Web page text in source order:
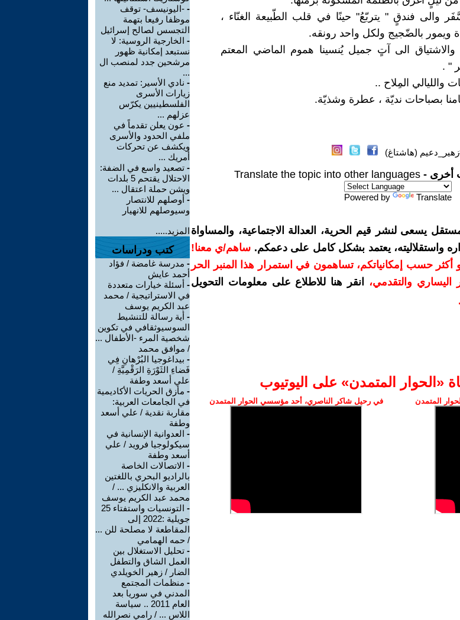
والى فندقٍ " يتربّعُ" حينًا في قلب الطّبيعة الغنّاء ،
ويمور بالضّجيج ولكل واحد رونقه.
الى آتٍ جميل يُنسينا هموم الماضي المعتم
" .
والليالي المِلاح ..
بصباحات نديّة ، عطرة وشذيّة.
(هاشتاغ)
أخرى - Translate the topic into other languages
Powered by Translate
يسعى لنشر قيم الحرية، العدالة الاجتماعية، والمساواة
واستقلاليته، يعتمد بشكل كامل على دعمكم. ساهم/ي معنا!
سنويًا أو أكثر حسب إمكانياتكم، تساهمون في استمرار هذا المنبر الحر
اليساري والتقدمي،
انقر هنا للاطلاع على معلومات التحويل
.
‫«الحوار المتمدن» على اليوتيوب
المتمدن في رحيل شاكر الناصري، أحد مؤسسي الحوار المتمدن
- -اليونيسف- توقف
موظفا رفيعا بتهمة
التجسس لصالح إسرائيل
- الخارجية الروسية: لا
نستبعد إمكانية ظهور
مرشحين جدد لمنصب ال
...
- نادي الأسير: تمديد منع
زيارات الأسرى
الفلسطينيين يكرّس
عزلهم ...
- عون يعلن تقدماً في
ملفي الحدود والأسرى
ويكشف عن تحركات
أمريك ...
- تصعيد واسع في الضفة:
الاحتلال يقتحم 5 بلدات
ويشن حملة اعتقال ...
- أوصلهم للانتصار
وسيوصلهم للانهيار
المزيد.....
كتب ودراسات
- مدرسة غامضة / فؤاد
أحمد عايش
- أسئلة خيارات متعددة
في الاستراتيجية / محمد
عبد الكريم يوسف
- أية رسالة للتنشيط
السوسيوثقافي في تكوين
شخصية المرء -الأطفال ...
/ موافق محمد
- بيداغوجيا البُرْهانِ فِي
فَضاءِ الثَوْرَةِ الرَقْمِيَّةِ /
علي أسعد وطفة
- مأزق الحريات الأكاديمية
في الجامعات العربية:
مقاربة نقدية / علي أسعد
وطفة
- العدوانية الإنسانية في
سيكولوجيا فرويد / علي
أسعد وطفة
- الاتصالات الخاصة
بالراديو البحري باللغتين
العربية والانكليزي ... /
محمد عبد الكريم يوسف
-
التونسيات واستفتاء 25
جويلية :2022 إلى
المقاطعة لا مصلحة للن ...
/ حمه الهمامي
- تحليل الاستغلال بين
العمل الشاق والتطفل
الضار / زهير الخويلدي
- منظمات المجتمع
المدني في سوريا بعد
العام 2011 .. سياسة
اللاس ... / رامي نصرالله